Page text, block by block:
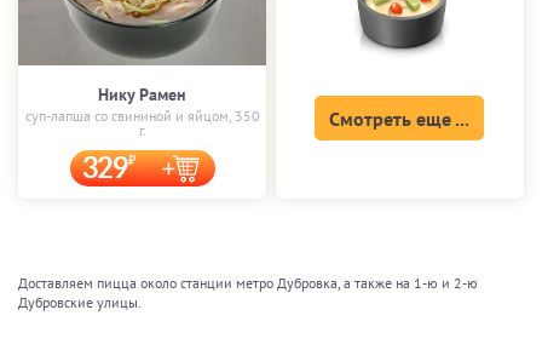
Нику Рамен
суп-лапша со свининой и яйцом, 350
г.
329
Смотреть еще ...
Доставляем пицца около станции метро Дубровка, а также на 1-ю и 2-ю
Дубровские улицы.